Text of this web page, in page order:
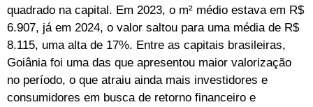
quadrado na capital. Em 2023, o m² médio estava em R$
6.907, já em 2024, o valor saltou para uma média de R$
8.115, uma alta de 17%. Entre as capitais brasileiras,
Goiânia foi uma das que apresentou maior valorização
no período, o que atraiu ainda mais investidores e
consumidores em busca de retorno financeiro e